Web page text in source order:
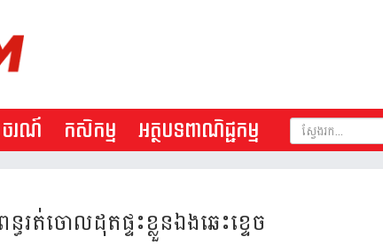
រណ៍ កសិកម្ម អត្ថបទពាណិជ្ជកម្ម
ធរត់ចោលដុត​ផ្ទះ​ខ្លួនឯងឆេះ​ខ្ទេច